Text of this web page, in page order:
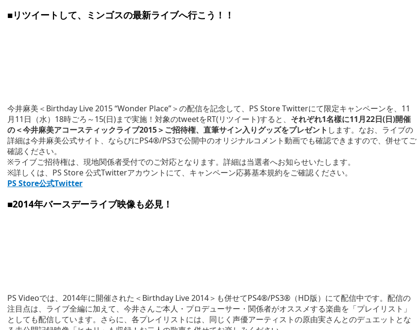
■リツイートして、ミンゴスの最新ライブへ行こう！！
今井麻美＜Birthday Live 2015 “Wonder Place”＞の配信を記念して、PS Store Twitterにて限定キャンペーンを、11
月11日（水）18時ごろ～15(日)まで実施！対象のtweetをRT(リツイート)すると、 それぞれ1名樣に11月22日(日)開催
の＜今井麻美アコースティックライブ2015＞ご招待権、直筆サイン入りグッズをプレゼント します。なお、ライブの
詳細は今井麻美公式サイト、ならびにPS4®/PS3で公開中のオリジナルコメント動画でも確認できますので、併せてご
確認ください。
※ライブご招待権は、現地関係者受付でのご対応となります。詳細は当選者へお知らせいたします。
※詳しくは、PS Store 公式Twitterアカウントにて、キャンペーン応募基本規約をご確認ください。
PS Store公式Twitter
■2014年バースデーライブ映像も必見！
PS Videoでは、2014年に開催された＜Birthday Live 2014＞も併せてPS4®/PS3®（HD版）にて配信中です。配信の
注目点は、ライブ全編に加えて、今井さんご本人・プロデューサー・関係者がオススメする楽曲を「プレイリスト」
としても配信しています。さらに、各プレイリストには、同じく声優アーティストの原由実さんとのデュエットとな